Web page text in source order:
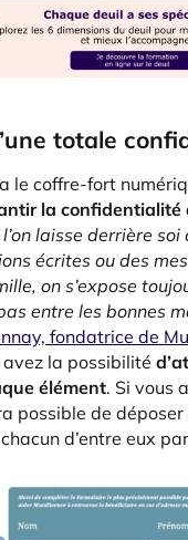
totale
le coffre-fort
la confidentialité
l’on laisse derrière
écrites ou des
on s’expose
entre les bonnes
fondatrice de
la possibilité
élément. Si vous
possible de
d’entre eux